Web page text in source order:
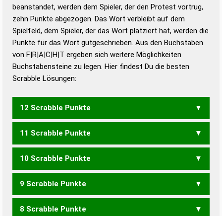
Duden – Standardwerk in 12 Bänden
Duden – Richtiges und gutes
Deutsch
Duden – Die deutsche Grammatik
Duden – Deutsches
beanstandet, werden dem Spieler, der den Protest vortrug,
zehn Punkte abgezogen. Das Wort verbleibt auf dem
Spielfeld, dem Spieler, der das Wort platziert hat, werden die
Punkte für das Wort gutgeschrieben. Aus den Buchstaben
von F|R|A|C|H|T ergeben sich weitere Möglichkeiten
Buchstabensteine zu legen. Hier findest Du die besten
Scrabble Lösungen:
12 Scrabble Punkte
FACHT
11 Scrabble Punkte
FACH
10 Scrabble Punkte
FACT
9 Scrabble Punkte
CHART FAHRT HARFT
8 Scrabble Punkte